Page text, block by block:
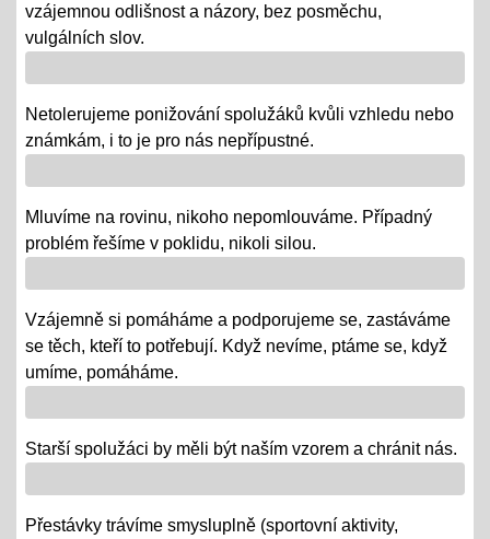
- DRŽÍME PĚSTI
Vánoce - tradiční projektová výuka
01.12.2018
- po celý ADVENT využijeme projektovou výuku v
letos bez JARMARKU, ale s vrstevnickou výukou ve
VV = "MALÍ UČÍ VELKÉ"
08.10.2018
- vědomostní a výtvarné soutěže
- školní rozhlasové vysílání
Výlety tříd, exkurze
12.06.2018
vzájemnou odlišnost a názory, bez posměchu,
vulgálních slov.
Netolerujeme ponižování spolužáků kvůli vzhledu nebo
známkám, i to je pro nás nepřípustné.
Mluvíme na rovinu, nikoho nepomlouváme. Případný
problém řešíme v poklidu, nikoli silou.
Vzájemně si pomáháme a podporujeme se, zastáváme
se těch, kteří to potřebují. Když nevíme, ptáme se, když
umíme, pomáháme.
Starší spolužáci by měli být naším vzorem a chránit nás.
Přestávky trávíme smysluplně (sportovní aktivity,